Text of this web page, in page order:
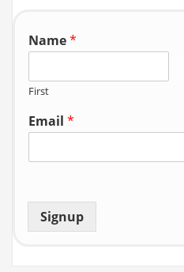
Name*
First
Email *
Signup